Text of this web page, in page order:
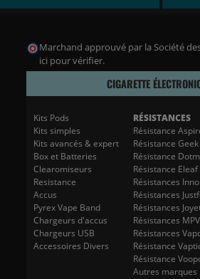
Marchand approuvé par la Société
ici pour vérifier.
CIGARETTE
Kits Pods
Kits simples
Kits avancés & expert
Box et Batteries
Clearomiseurs
Resistance
Accus
Pyrex Vape Band
Chargeurs d'accus
Chargeurs USB
Accessoires Divers
RÉSISTANCES
Résistance
Résistance
Résistance
Résistance Eleaf
Résistances
Résistances
Résistances
Résistances MPV
Résistances
Résistance
Résistance
Autres marques